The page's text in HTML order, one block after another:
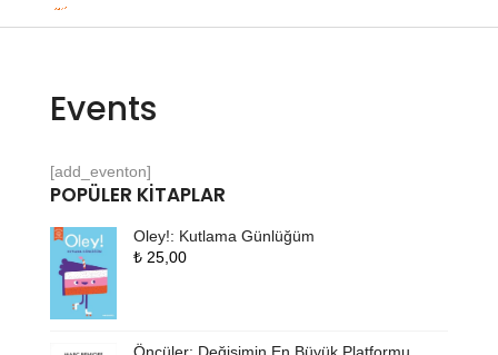
Events
[add_eventon]
POPÜLER KITAPLAR
Oley!: Kutlama Günlüğüm
₺25,00